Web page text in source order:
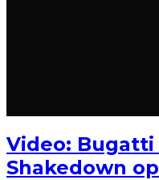
Video:
Shakedown